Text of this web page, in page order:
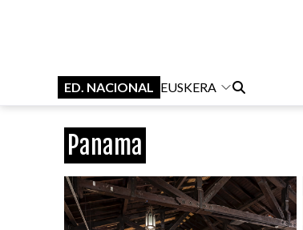
ED. NACIONAL EUSKERA
Panama